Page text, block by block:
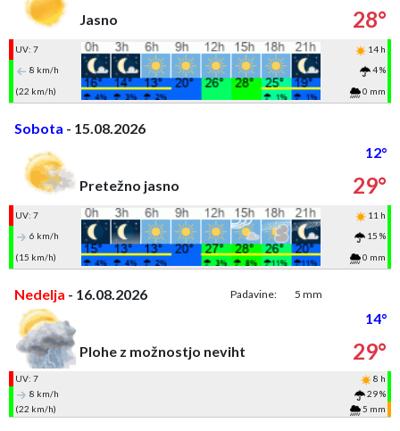
Jasno
28°
UV: 7
14 h
8 km/h
4 %
(22 km/h)
0 mm
Sobota - 15.08.2026
12°
Pretežno jasno
29°
UV: 7
11 h
6 km/h
15 %
(15 km/h)
0 mm
Nedelja - 16.08.2026 Padavine: 5 mm
14°
Plohe z možnostjo neviht
29°
UV: 7
8 h
8 km/h
29 %
(22 km/h)
5 mm